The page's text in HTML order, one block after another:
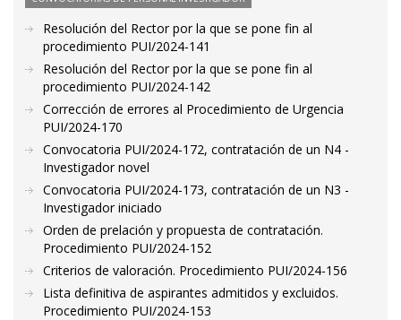
Resolución del Rector por la que se pone fin al
procedimiento PUI/2024-141
Resolución del Rector por la que se pone fin al
procedimiento PUI/2024-142
Corrección de errores al Procedimiento de Urgencia
PUI/2024-170
Convocatoria PUI/2024-172, contratación de un N4 -
Investigador novel
Convocatoria PUI/2024-173, contratación de un N3 -
Investigador iniciado
Orden de prelación y propuesta de contratación.
Procedimiento PUI/2024-152
Criterios de valoración. Procedimiento PUI/2024-156
Lista definitiva de aspirantes admitidos y excluidos.
Procedimiento PUI/2024-153